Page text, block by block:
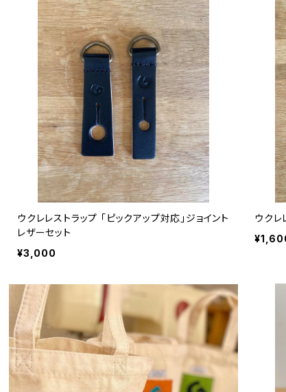
ウクレレストラップ 「ピックアップ対応」ジョイント
レザーセット
¥3,000
ウクレ